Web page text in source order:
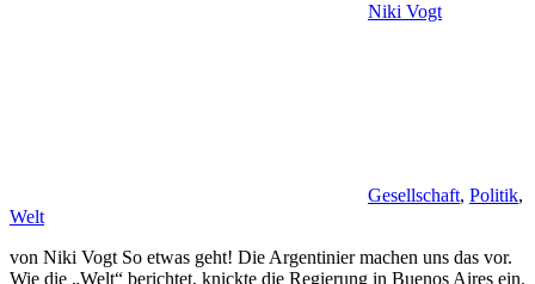
Niki Vogt
Gesellschaft, Politik,
Welt
von Niki Vogt So etwas geht! Die Argentinier machen uns das vor.
Wie die „Welt“ berichtet, knickte die Regierung in Buenos Aires ein.